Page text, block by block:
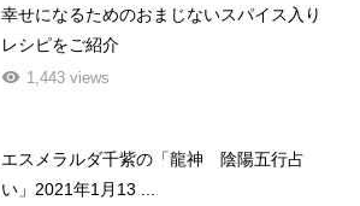
幸せになるためのおまじないスパイス入り
レシピをご紹介
1,443 views
エスメラルダ千紫の「龍神 陰陽五行占
い」2021年1月13 ...